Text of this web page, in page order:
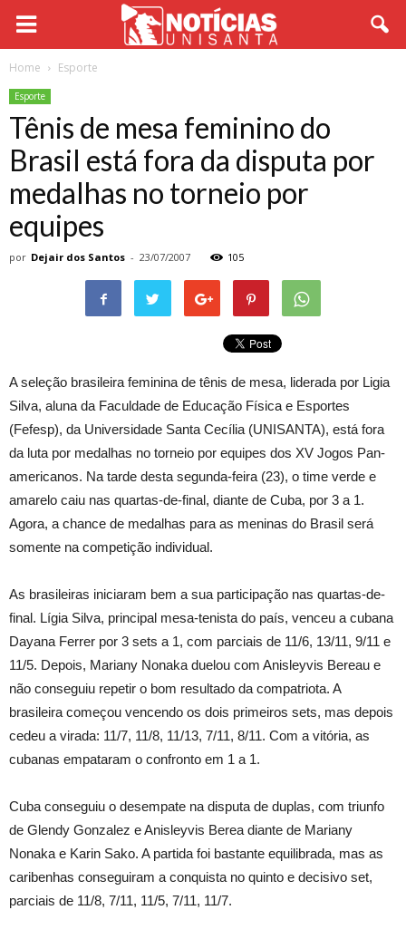
Home Esporte
Esporte
Tênis de mesa feminino do
Brasil está fora da disputa por
medalhas no torneio por
equipes
por Dejair dos Santos - 23/07/2007 105
A seleção brasileira feminina de tênis de mesa, liderada por Ligia
Silva, aluna da Faculdade de Educação Física e Esportes
(Fefesp), da Universidade Santa Cecília (UNISANTA), está fora
da luta por medalhas no torneio por equipes dos XV Jogos Pan-
americanos. Na tarde desta segunda-feira (23), o time verde e
amarelo caiu nas quartas-de-final, diante de Cuba, por 3 a 1.
Agora, a chance de medalhas para as meninas do Brasil será
somente na competição individual.
As brasileiras iniciaram bem a sua participação nas quartas-de-
final. Lígia Silva, principal mesa-tenista do país, venceu a cubana
Dayana Ferrer por 3 sets a 1, com parciais de 11/6, 13/11, 9/11 e
11/5. Depois, Mariany Nonaka duelou com Anisleyvis Bereau e
não conseguiu repetir o bom resultado da compatriota. A
brasileira começou vencendo os dois primeiros sets, mas depois
cedeu a virada: 11/7, 11/8, 11/13, 7/11, 8/11. Com a vitória, as
cubanas empataram o confronto em 1 a 1.
Cuba conseguiu o desempate na disputa de duplas, com triunfo
de Glendy Gonzalez e Anisleyvis Berea diante de Mariany
Nonaka e Karin Sako. A partida foi bastante equilibrada, mas as
caribenhas conseguiram a conquista no quinto e decisivo set,
parciais de 11/8, 7/11, 11/5, 7/11, 11/7.